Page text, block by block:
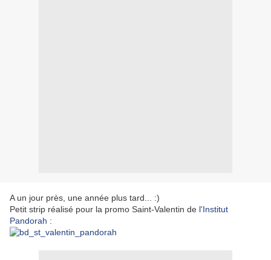
A un jour près, une année plus tard... :)
Petit strip réalisé pour la promo Saint-Valentin de l'Institut
Pandorah :